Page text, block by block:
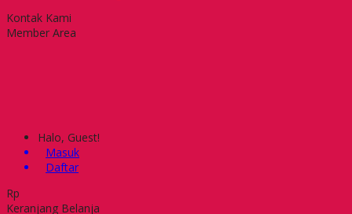
Kontak Kami
Member Area
Halo, Guest!
Masuk
Daftar
Rp
Keranjang Belanja